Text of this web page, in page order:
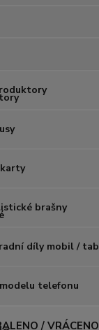
brašny
díly mobil / tab
telefonu
/ VRÁCENO